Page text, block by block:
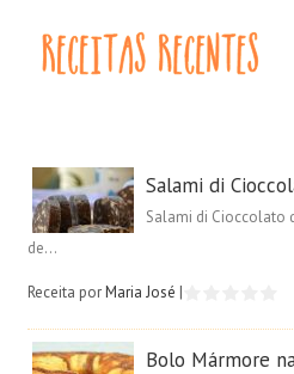
Salami di
Salami di Cioccolato
de...
Receita porMaria José |
Bolo Mármore